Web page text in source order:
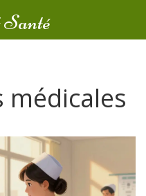
médicales